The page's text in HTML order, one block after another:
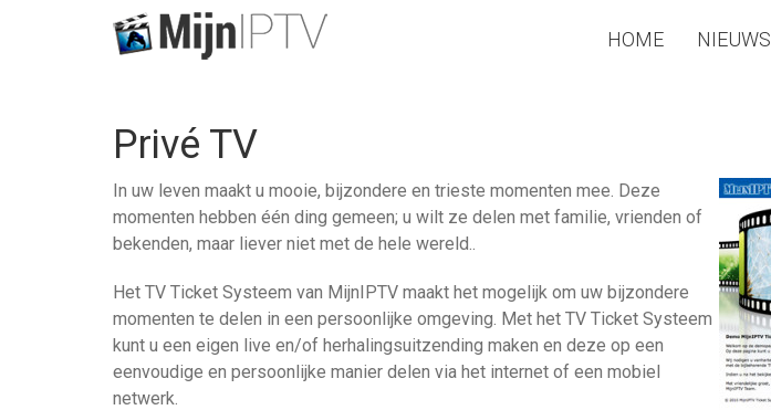
HOME NIEUWS
Privé TV
In uw leven maakt u mooie, bijzondere en trieste momenten mee. Deze
momenten hebben één ding gemeen; u wilt ze delen met familie, vrienden of
bekenden, maar liever niet met de hele wereld..
Het TV Ticket Systeem van MijnIPTV maakt het mogelijk om uw bijzondere
momenten te delen in een persoonlijke omgeving. Met het TV Ticket Systeem
kunt u een eigen live en/of herhalingsuitzending maken en deze op een
eenvoudige en persoonlijke manier delen via het internet of een mobiel
netwerk.